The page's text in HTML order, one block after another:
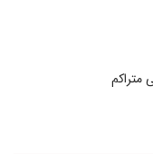
متراکم